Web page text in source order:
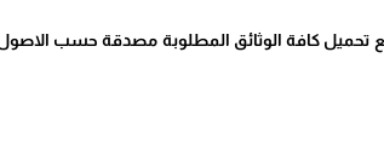
تحميل كافة الوثائق المطلوبة مصدقة حسب الاصول